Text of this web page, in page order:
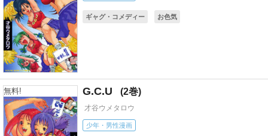
ギャグ・コメディー お色気
無料! G.C.U 2
才谷ウメタロウ
少年・男性漫画